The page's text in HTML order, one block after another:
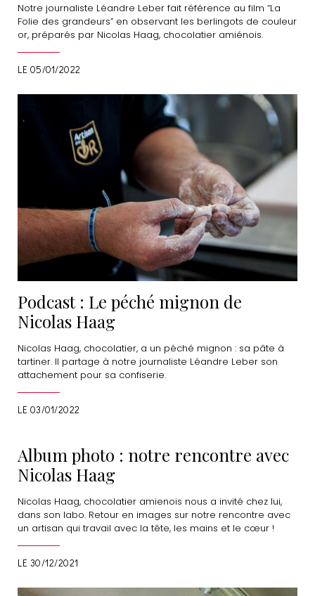
LE 05/01/2022
Notre journaliste Léandre Leber fait référence au film “La
Folie des grandeurs” en observant les berlingots de couleur
or, préparés par Nicolas Haag, chocolatier amiénois.
Podcast : Le péché mignon de
Nicolas Haag
LE 03/01/2022
Nicolas Haag, chocolatier, a un péché mignon : sa pâte à
tartiner. Il partage à notre journaliste Léandre Leber son
attachement pour sa confiserie.
Album photo : notre rencontre avec
Nicolas Haag
LE 30/12/2021
Nicolas Haag, chocolatier amienois nous a invité chez lui,
dans son labo. Retour en images sur notre rencontre avec
un artisan qui travail avec la tête, les mains et le cœur !